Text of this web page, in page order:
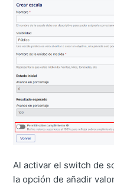
Al activar el switch de
la opción de añadir